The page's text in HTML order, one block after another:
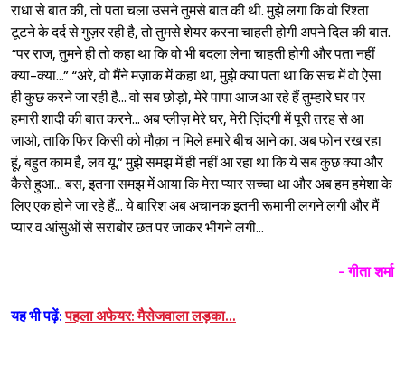
राधा से बात की, तो पता चला उसने तुमसे बात की थी. मुझे लगा कि वो रिश्ता
टूटने के दर्द से गुज़र रही है, तो तुमसे शेयर करना चाहती होगी अपने दिल की बात.
“पर राज, तुमने ही तो कहा था कि वो भी बदला लेना चाहती होगी और पता नहीं
क्या-क्या...” “अरे, वो मैंने मज़ाक में कहा था, मुझे क्या पता था कि सच में वो ऐसा
ही कुछ करने जा रही है... वो सब छोड़ो, मेरे पापा आज आ रहे हैं तुम्हारे घर पर
हमारी शादी की बात करने... अब प्लीज़ मेरे घर, मेरी ज़िंदगी में पूरी तरह से आ
जाओ, ताकि फिर किसी को मौक़ा न मिले हमारे बीच आने का. अब फोन रख रहा
हूं, बहुत काम है, लव यू.” मुझे समझ में ही नहीं आ रहा था कि ये सब कुछ क्या और
कैसे हुआ... बस, इतना समझ में आया कि मेरा प्यार सच्चा था और अब हम हमेशा के
लिए एक होने जा रहे हैं... ये बारिश अब अचानक इतनी रूमानी लगने लगी और मैं
प्यार व आंसुओं से सराबोर छत पर जाकर भीगने लगी...
- गीता शर्मा
यह भी पढ़ें:पहला अफेयर: मैसेजवाला लड़का…